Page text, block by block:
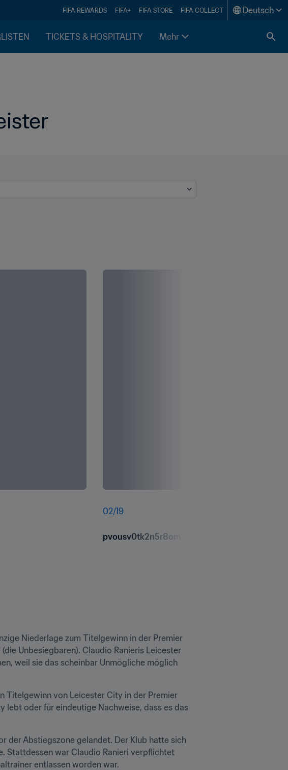
FIFA REWARDS FIFA+ FIFA STORE FIFA COLLECT Deutsch
TICKETS & HOSPITALITY Mehr
02/19
pvousv0tk2n5r8om7uum.jpg
Niederlage zum Titelgewinn in der Premier
Unbesiegbaren). Claudio Ranieris Leicester
weil sie das scheinbar Unmögliche möglich
Titelgewinn von Leicester City in der Premier
lebt oder für eindeutige Nachweise, dass es das
der Abstiegszone gelandet. Der Klub hatte sich
Stattdessen war Claudio Ranieri verpflichtet
entlassen worden war.